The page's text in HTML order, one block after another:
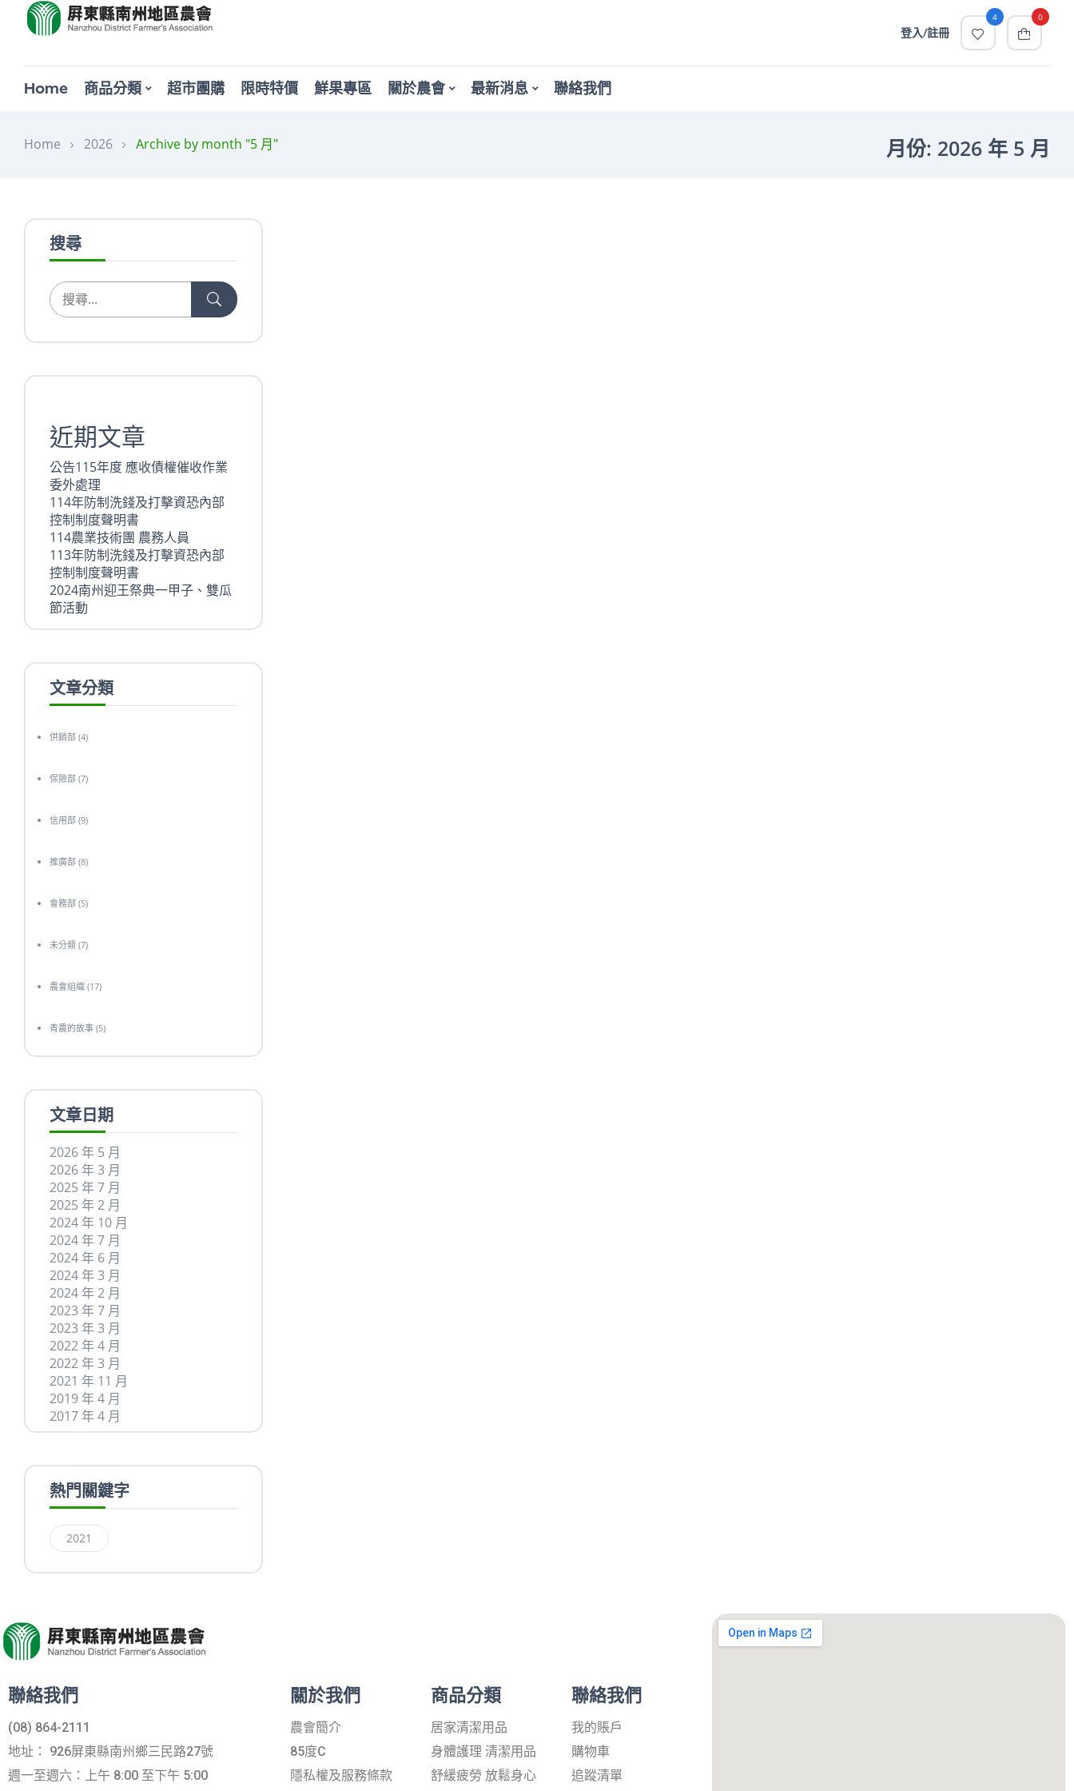
登入/註冊
4 0
Home 商品分類 超市團購 限時特價 鮮果專區 關於農會 最新消息 聯絡我們
月份: 2026 年 5 月
Home 2026 Archive by month "5 月"
搜尋
近期文章
公告115年度 應收債權催收作業
委外處理
114年防制洗錢及打擊資恐內部
控制制度聲明書
114農業技術團 農務人員
113年防制洗錢及打擊資恐內部
控制制度聲明書
2024南州迎王祭典一甲子、雙瓜
節活動
文章分類
供銷部 (4)
保險部 (7)
信用部 (9)
推廣部 (8)
會務部 (5)
未分類 (7)
農會組織 (17)
青農的故事 (5)
文章日期
2026 年 5 月
2026 年 3 月
2025 年 7 月
2025 年 2 月
2024 年 10 月
2024 年 7 月
2024 年 6 月
2024 年 3 月
2024 年 2 月
2023 年 7 月
2023 年 3 月
2022 年 4 月
2022 年 3 月
2021 年 11 月
2019 年 4 月
2017 年 4 月
熱門關鍵字
2021
聯絡我們
(08) 864-2111
地址： 926屏東縣南州鄉三民路27號
週一至週六：上午 8:00 至下午 5:00
關於我們
農會簡介
85度C
隱私權及服務條款
商品分類
居家清潔用品
身體護理 清潔用品
舒緩疲勞 放鬆身心
聯絡我們
我的賬戶
購物車
追蹤清單